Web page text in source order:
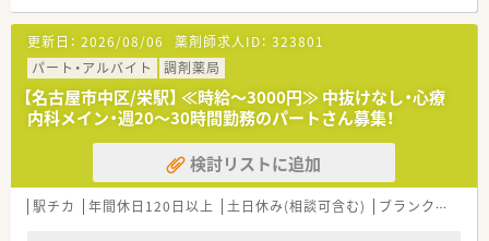
更新日： 2026/08/06 薬剤師求人ID： 323801
パート・アルバイト
調剤薬局
【名古屋市中区/栄駅】 ≪時給～3000円≫ 中抜けなし・心療
内科メイン・週20～30時間勤務のパートさん募集！
検討リストに追加
駅チカ 年間休日120日以上 土日休み(相談可含む) ブランク可